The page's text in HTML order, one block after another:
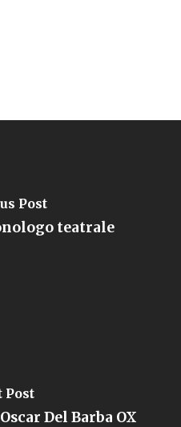
Post
teatrale
Post
Del Barba OX